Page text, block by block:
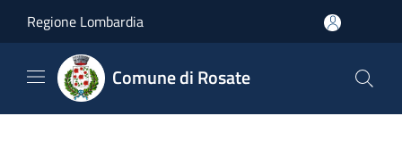
Regione Lombardia
Comune di Rosate